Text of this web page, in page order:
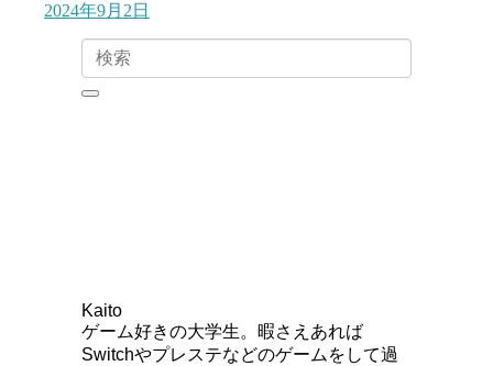
2024年9月2日
Kaito
ゲーム好きの大学生。暇さえあれば
Switchやプレステなどのゲームをして過